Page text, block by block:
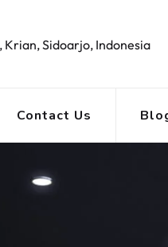
Krian, Sidoarjo, Indonesia
Contact Us